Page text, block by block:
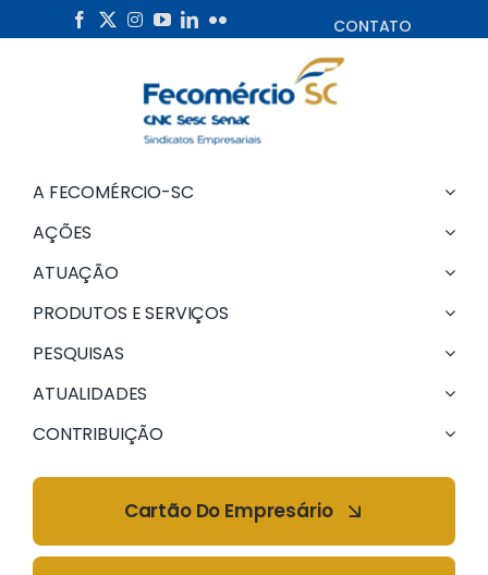
to
CONTATO
A FECOMÉRCIO-SC
AÇÕES
ATUAÇÃO
PRODUTOS E SERVIÇOS
PESQUISAS
ATUALIDADES
CONTRIBUIÇÃO
Cartão Do Empresário